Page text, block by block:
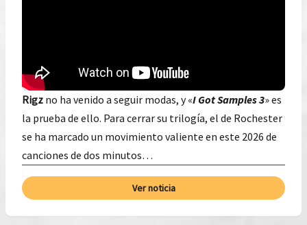
Rigz no ha venido a seguir modas, y «I Got Samples 3» es
la prueba de ello. Para cerrar su trilogía, el de Rochester
se ha marcado un movimiento valiente en este 2026 de
canciones de dos minutos…
Ver noticia